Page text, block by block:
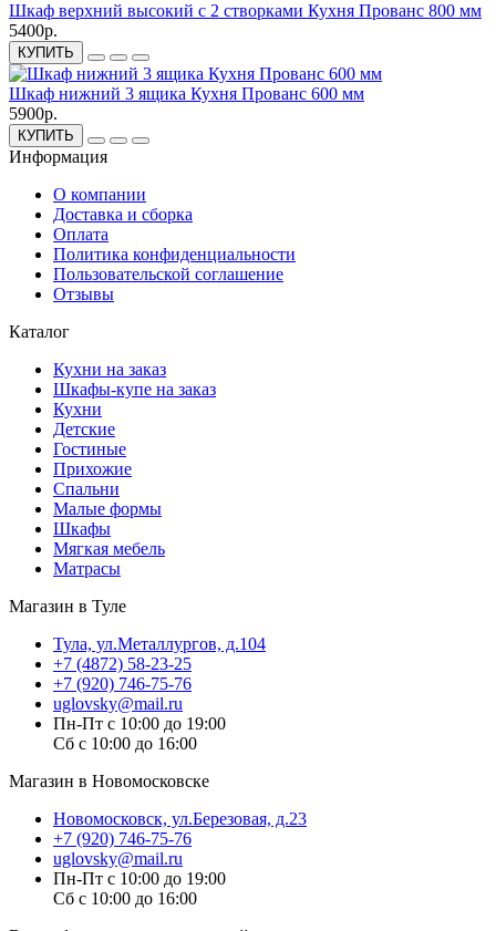
Шкаф верхний высокий с 2 створками Кухня Прованс 800 мм
5400р.
КУПИТЬ
Шкаф нижний 3 ящика Кухня Прованс 600 мм
5900р.
КУПИТЬ
Информация
О компании
Доставка и сборка
Оплата
Политика конфиденциальности
Пользовательской соглашение
Отзывы
Каталог
Кухни на заказ
Шкафы-купе на заказ
Кухни
Детские
Гостиные
Прихожие
Спальни
Малые формы
Шкафы
Мягкая мебель
Матрасы
Магазин в Туле
Тула, ул.Металлургов, д.104
+7 (4872) 58-23-25
+7 (920) 746-75-76
uglovsky@mail.ru
Пн-Пт с 10:00 до 19:00
Сб с 10:00 до 16:00
Магазин в Новомосковске
Новомосковск, ул.Березовая, д.23
+7 (920) 746-75-76
uglovsky@mail.ru
Пн-Пт с 10:00 до 19:00
Сб с 10:00 до 16:00